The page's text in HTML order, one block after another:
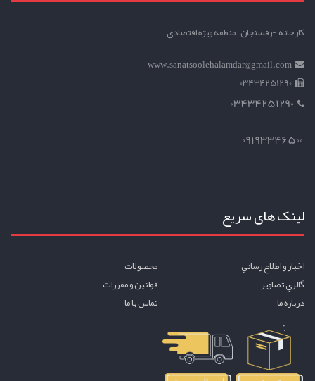
کارخانه -رفسنجان ، منطقه ویژه اقتصادی
www.sanatsoolehalamdar@gmail.com
03434251290
03434251290
09193346500
لینک های سریع
اخبار و اطلاع رساني
محصولات
گالري تصاوير
قوانين و مقررات
درباره ما
تماس با ما